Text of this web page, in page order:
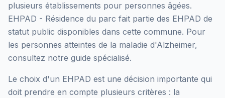
plusieurs établissements pour personnes âgées.
EHPAD - Résidence du parc fait partie des EHPAD de
statut public disponibles dans cette commune. Pour
les personnes atteintes de la maladie d'Alzheimer,
consultez notre guide spécialisé.
Le choix d'un EHPAD est une décision importante qui
doit prendre en compte plusieurs critères : la